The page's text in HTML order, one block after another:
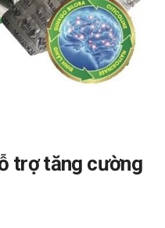
trợ tăng cường